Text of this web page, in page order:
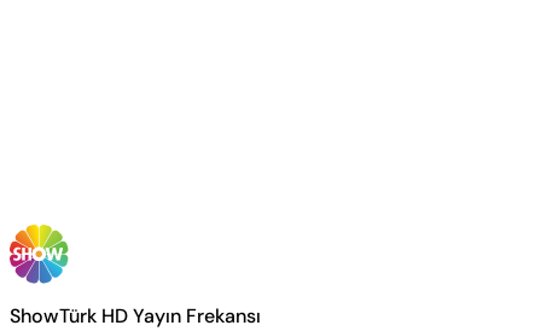
ShowTürk HD Yayın Frekansı